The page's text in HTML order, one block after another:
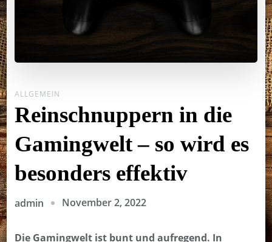
ALLGEMEIN
Reinschnuppern in die
Gamingwelt – so wird es
besonders effektiv
admin November 2, 2022
Die Gamingwelt ist bunt und aufregend. In